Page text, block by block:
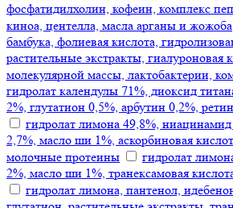
фосфатидилхолин, кофеин, комплекс
киноа, центелла, масла арганы и жожоба
бамбука, фолиевая кислота,
растительные экстракты, гиалуроновая
молекулярной массы, лактобактерии,
гидролат календулы 71%, диоксид
2%, глутатион 0,5%, арбутин 0,2%,
гидролат лимона 49,8%,
2,7%, масло ши 1%, аскорбиновая
молочные протеины
гидролат
2%, масло ши 1%, транексамовая
гидролат лимона, пантенол,